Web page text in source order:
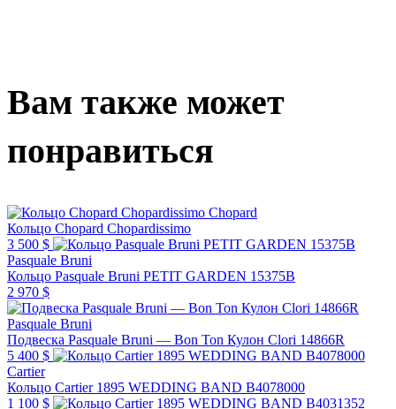
Вам также может
понравиться
Chopard
Кольцо Chopard Chopardissimo
3 500 $
Pasquale Bruni
Кольцо Pasquale Bruni PETIT GARDEN 15375B
2 970 $
Pasquale Bruni
Подвеска Pasquale Bruni — Bon Ton Кулон Clori 14866R
5 400 $
Cartier
Кольцо Cartier 1895 WEDDING BAND B4078000
1 100 $